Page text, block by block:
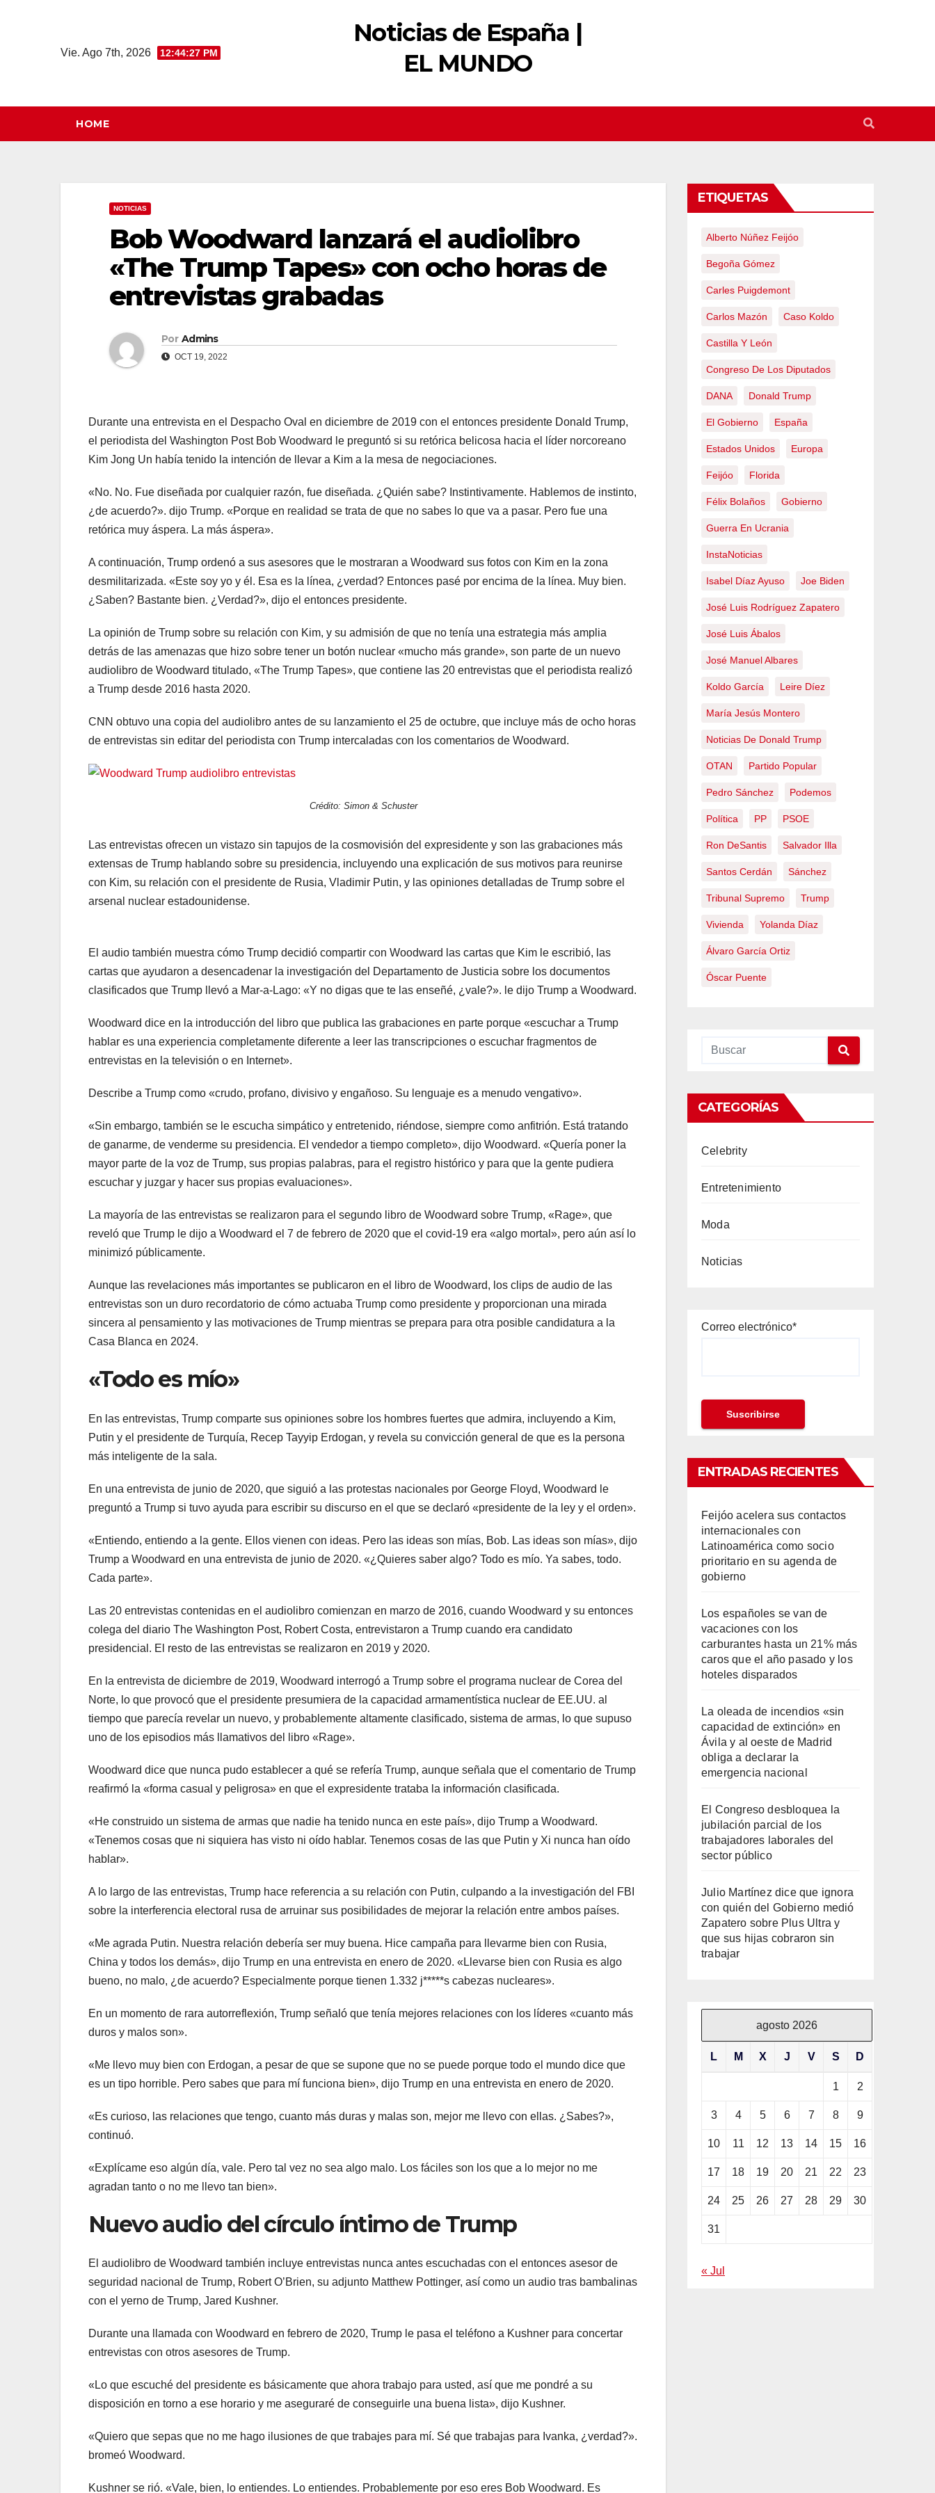
Vie. Ago 7th, 2026 12:44:28 PM
Noticias de España |
EL MUNDO
HOME
NOTICIAS
Bob Woodward lanzará el audiolibro
«The Trump Tapes» con ocho horas de
entrevistas grabadas
Por Admins
OCT 19, 2022
Durante una entrevista en el Despacho Oval en diciembre de 2019 con el entonces presidente Donald Trump,
el periodista del Washington Post Bob Woodward le preguntó si su retórica belicosa hacia el líder norcoreano
Kim Jong Un había tenido la intención de llevar a Kim a la mesa de negociaciones.
«No. No. Fue diseñada por cualquier razón, fue diseñada. ¿Quién sabe? Instintivamente. Hablemos de instinto,
¿de acuerdo?». dijo Trump. «Porque en realidad se trata de que no sabes lo que va a pasar. Pero fue una
retórica muy áspera. La más áspera».
A continuación, Trump ordenó a sus asesores que le mostraran a Woodward sus fotos con Kim en la zona
desmilitarizada. «Este soy yo y él. Esa es la línea, ¿verdad? Entonces pasé por encima de la línea. Muy bien.
¿Saben? Bastante bien. ¿Verdad?», dijo el entonces presidente.
La opinión de Trump sobre su relación con Kim, y su admisión de que no tenía una estrategia más amplia
detrás de las amenazas que hizo sobre tener un botón nuclear «mucho más grande», son parte de un nuevo
audiolibro de Woodward titulado, «The Trump Tapes», que contiene las 20 entrevistas que el periodista realizó
a Trump desde 2016 hasta 2020.
CNN obtuvo una copia del audiolibro antes de su lanzamiento el 25 de octubre, que incluye más de ocho horas
de entrevistas sin editar del periodista con Trump intercaladas con los comentarios de Woodward.
Crédito: Simon & Schuster
Las entrevistas ofrecen un vistazo sin tapujos de la cosmovisión del expresidente y son las grabaciones más
extensas de Trump hablando sobre su presidencia, incluyendo una explicación de sus motivos para reunirse
con Kim, su relación con el presidente de Rusia, Vladimir Putin, y las opiniones detalladas de Trump sobre el
arsenal nuclear estadounidense.
El audio también muestra cómo Trump decidió compartir con Woodward las cartas que Kim le escribió, las
cartas que ayudaron a desencadenar la investigación del Departamento de Justicia sobre los documentos
clasificados que Trump llevó a Mar-a-Lago: «Y no digas que te las enseñé, ¿vale?». le dijo Trump a Woodward.
Woodward dice en la introducción del libro que publica las grabaciones en parte porque «escuchar a Trump
hablar es una experiencia completamente diferente a leer las transcripciones o escuchar fragmentos de
entrevistas en la televisión o en Internet».
Describe a Trump como «crudo, profano, divisivo y engañoso. Su lenguaje es a menudo vengativo».
«Sin embargo, también se le escucha simpático y entretenido, riéndose, siempre como anfitrión. Está tratando
de ganarme, de venderme su presidencia. El vendedor a tiempo completo», dijo Woodward. «Quería poner la
mayor parte de la voz de Trump, sus propias palabras, para el registro histórico y para que la gente pudiera
escuchar y juzgar y hacer sus propias evaluaciones».
La mayoría de las entrevistas se realizaron para el segundo libro de Woodward sobre Trump, «Rage», que
reveló que Trump le dijo a Woodward el 7 de febrero de 2020 que el covid-19 era «algo mortal», pero aún así lo
minimizó públicamente.
Aunque las revelaciones más importantes se publicaron en el libro de Woodward, los clips de audio de las
entrevistas son un duro recordatorio de cómo actuaba Trump como presidente y proporcionan una mirada
sincera al pensamiento y las motivaciones de Trump mientras se prepara para otra posible candidatura a la
Casa Blanca en 2024.
«Todo es mío»
En las entrevistas, Trump comparte sus opiniones sobre los hombres fuertes que admira, incluyendo a Kim,
Putin y el presidente de Turquía, Recep Tayyip Erdogan, y revela su convicción general de que es la persona
más inteligente de la sala.
En una entrevista de junio de 2020, que siguió a las protestas nacionales por George Floyd, Woodward le
preguntó a Trump si tuvo ayuda para escribir su discurso en el que se declaró «presidente de la ley y el orden».
«Entiendo, entiendo a la gente. Ellos vienen con ideas. Pero las ideas son mías, Bob. Las ideas son mías», dijo
Trump a Woodward en una entrevista de junio de 2020. «¿Quieres saber algo? Todo es mío. Ya sabes, todo.
Cada parte».
Las 20 entrevistas contenidas en el audiolibro comienzan en marzo de 2016, cuando Woodward y su entonces
colega del diario The Washington Post, Robert Costa, entrevistaron a Trump cuando era candidato
presidencial. El resto de las entrevistas se realizaron en 2019 y 2020.
En la entrevista de diciembre de 2019, Woodward interrogó a Trump sobre el programa nuclear de Corea del
Norte, lo que provocó que el presidente presumiera de la capacidad armamentística nuclear de EE.UU. al
tiempo que parecía revelar un nuevo, y probablemente altamente clasificado, sistema de armas, lo que supuso
uno de los episodios más llamativos del libro «Rage».
Woodward dice que nunca pudo establecer a qué se refería Trump, aunque señala que el comentario de Trump
reafirmó la «forma casual y peligrosa» en que el expresidente trataba la información clasificada.
«He construido un sistema de armas que nadie ha tenido nunca en este país», dijo Trump a Woodward.
«Tenemos cosas que ni siquiera has visto ni oído hablar. Tenemos cosas de las que Putin y Xi nunca han oído
hablar».
A lo largo de las entrevistas, Trump hace referencia a su relación con Putin, culpando a la investigación del FBI
sobre la interferencia electoral rusa de arruinar sus posibilidades de mejorar la relación entre ambos países.
«Me agrada Putin. Nuestra relación debería ser muy buena. Hice campaña para llevarme bien con Rusia,
China y todos los demás», dijo Trump en una entrevista en enero de 2020. «Llevarse bien con Rusia es algo
bueno, no malo, ¿de acuerdo? Especialmente porque tienen 1.332 j*****s cabezas nucleares».
En un momento de rara autorreflexión, Trump señaló que tenía mejores relaciones con los líderes «cuanto más
duros y malos son».
«Me llevo muy bien con Erdogan, a pesar de que se supone que no se puede porque todo el mundo dice que
es un tipo horrible. Pero sabes que para mí funciona bien», dijo Trump en una entrevista en enero de 2020.
«Es curioso, las relaciones que tengo, cuanto más duras y malas son, mejor me llevo con ellas. ¿Sabes?»,
continuó.
«Explícame eso algún día, vale. Pero tal vez no sea algo malo. Los fáciles son los que a lo mejor no me
agradan tanto o no me llevo tan bien».
Nuevo audio del círculo íntimo de Trump
El audiolibro de Woodward también incluye entrevistas nunca antes escuchadas con el entonces asesor de
seguridad nacional de Trump, Robert O’Brien, su adjunto Matthew Pottinger, así como un audio tras bambalinas
con el yerno de Trump, Jared Kushner.
Durante una llamada con Woodward en febrero de 2020, Trump le pasa el teléfono a Kushner para concertar
entrevistas con otros asesores de Trump.
«Lo que escuché del presidente es básicamente que ahora trabajo para usted, así que me pondré a su
disposición en torno a ese horario y me aseguraré de conseguirle una buena lista», dijo Kushner.
«Quiero que sepas que no me hago ilusiones de que trabajes para mí. Sé que trabajas para Ivanka, ¿verdad?».
bromeó Woodward.
Kushner se rió. «Vale, bien, lo entiendes. Lo entiendes. Probablemente por eso eres Bob Woodward. Es
ETIQUETAS
Alberto Núñez Feijóo
Begoña Gómez
Carles Puigdemont
Carlos Mazón Caso Koldo
Castilla Y León
Congreso De Los Diputados
DANA Donald Trump
El Gobierno España
Estados Unidos Europa
Feijóo Florida
Félix Bolaños Gobierno
Guerra En Ucrania
InstaNoticias
Isabel Díaz Ayuso Joe Biden
José Luis Rodríguez Zapatero
José Luis Ábalos
José Manuel Albares
Koldo García Leire Díez
María Jesús Montero
Noticias De Donald Trump
OTAN Partido Popular
Pedro Sánchez Podemos
Política PP PSOE
Ron DeSantis Salvador Illa
Santos Cerdán Sánchez
Tribunal Supremo Trump
Vivienda Yolanda Díaz
Álvaro García Ortiz
Óscar Puente
CATEGORÍAS
Celebrity
Entretenimiento
Moda
Noticias
Correo electrónico*
ENTRADAS RECIENTES
Feijóo acelera sus contactos
internacionales con
Latinoamérica como socio
prioritario en su agenda de
gobierno
Los españoles se van de
vacaciones con los
carburantes hasta un 21% más
caros que el año pasado y los
hoteles disparados
La oleada de incendios «sin
capacidad de extinción» en
Ávila y al oeste de Madrid
obliga a declarar la
emergencia nacional
El Congreso desbloquea la
jubilación parcial de los
trabajadores laborales del
sector público
Julio Martínez dice que ignora
con quién del Gobierno medió
Zapatero sobre Plus Ultra y
que sus hijas cobraron sin
trabajar
agosto 2026
L M X J V S D
1 2
3 4 5 6 7 8 9
10 11 12 13 14 15 16
17 18 19 20 21 22 23
24 25 26 27 28 29 30
31
« Jul